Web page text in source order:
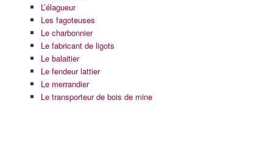
L’élagueur
Les fagoteuses
Le charbonnier
Le fabricant de ligots
Le balaitier
Le fendeur lattier
Le merrandier
Le transporteur de bois de mine